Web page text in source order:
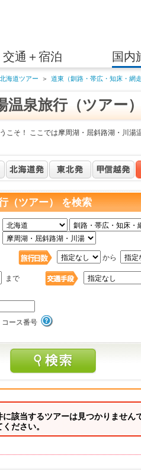
交通＋宿泊 国内
海道ツアー ＞ 道東（釧路・帯広・知床・網
泉旅行（ツアー）
こそ！ ここでは摩周湖・屈斜路湖・川湯
（ツアー） を検索
から
まで
コース番号
該当するツアーは見つかりません
ださい。